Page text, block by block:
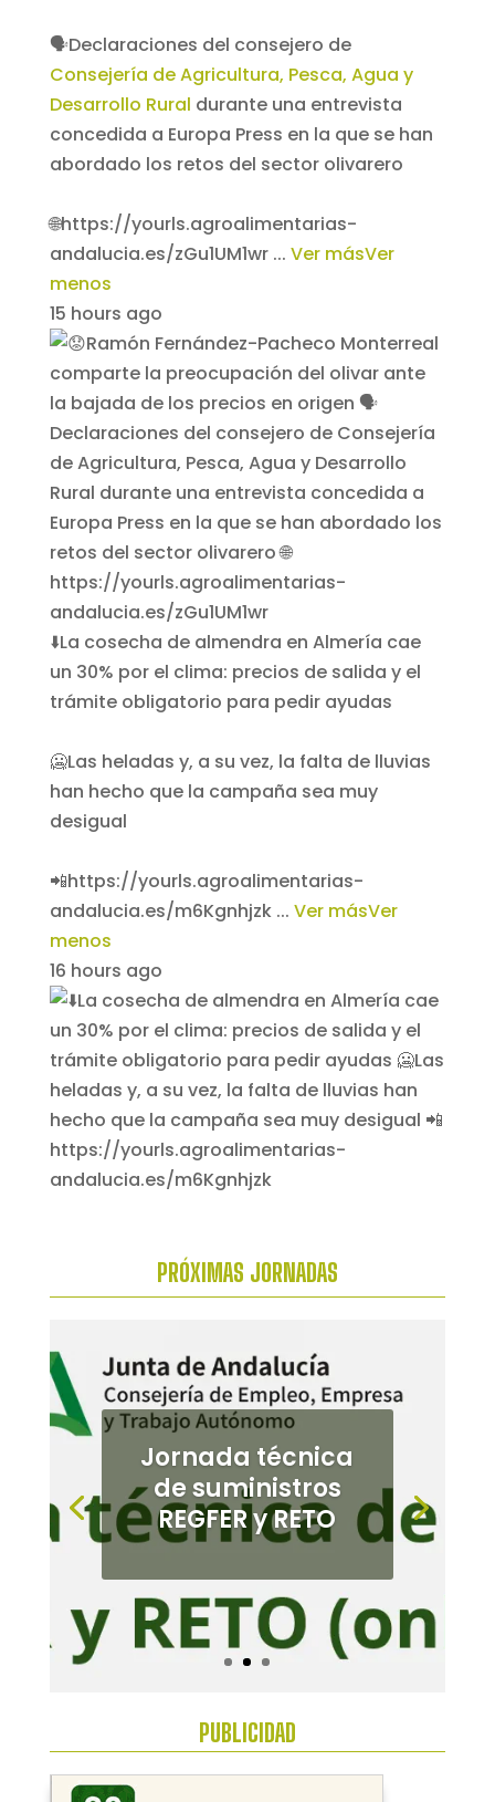
🗣️Declaraciones del consejero de
Consejería de Agricultura, Pesca, Agua y
Desarrollo Rural durante una entrevista
concedida a Europa Press en la que se han
abordado los retos del sector olivarero
🌐https://yourls.agroalimentarias-
andalucia.es/zGu1UM1wr ... Ver másVer
menos
15 hours ago
⬇️La cosecha de almendra en Almería cae
un 30% por el clima: precios de salida y el
trámite obligatorio para pedir ayudas
🥶Las heladas y, a su vez, la falta de lluvias
han hecho que la campaña sea muy
desigual
📲https://yourls.agroalimentarias-
andalucia.es/m6Kgnhjzk ... Ver másVer
menos
16 hours ago
PRÓXIMAS JORNADAS
Jornada de
cultivos
alternativos en el
Bajo
Guadalquivir
PUBLICIDAD